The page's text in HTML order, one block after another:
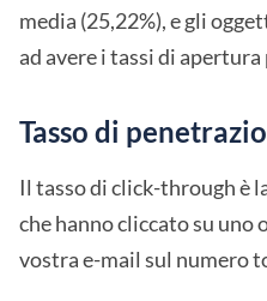
media (25,22%), e gli
ad avere i tassi di
Tasso di
Il tasso di click-through è
che hanno cliccato su
vostra e-mail sul numero